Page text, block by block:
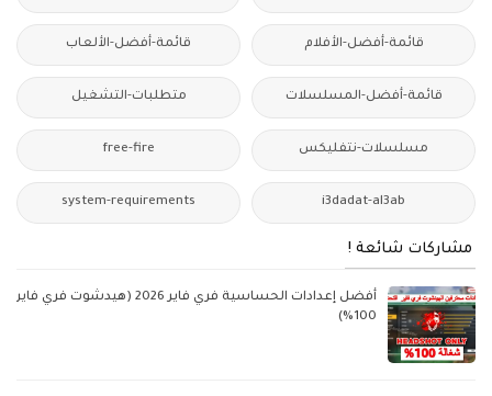
قائمة-أفضل-الأفلام قائمة-أفضل-الألعاب
قائمة-أفضل-المسلسلات متطلبات-التشغيل
مسلسلات-نتفليكس free-fire
i3dadat-al3ab
system-requirements
مشاركات شائعة !
أفضل إعدادات الحساسية فري فاير 2026 (هيدشوت فري فاير
100%)